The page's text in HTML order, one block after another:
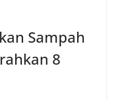
Sampah
8